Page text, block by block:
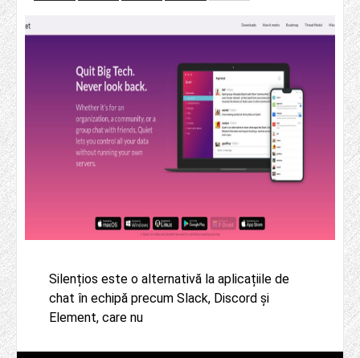
Silențios este o alternativă la aplicațiile de
chat în echipă precum Slack, Discord și
Element, care nu